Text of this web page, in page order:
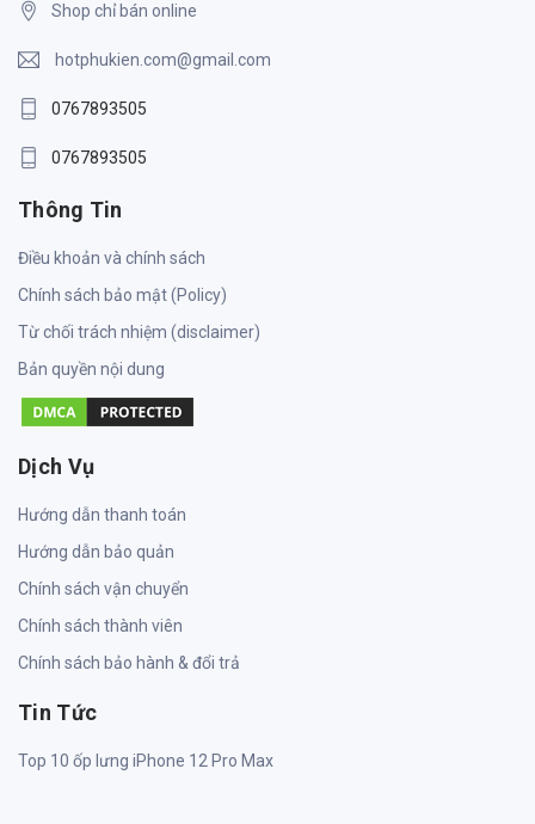
Shop chỉ bán online
hotphukien.com@gmail.com
0767893505
0767893505
Thông Tin
Điều khoản và chính sách
Chính sách bảo mật (Policy)
Từ chối trách nhiệm (disclaimer)
Bản quyền nội dung
Dịch Vụ
Hướng dẫn thanh toán
Hướng dẫn bảo quản
Chính sách vận chuyển
Chính sách thành viên
Chính sách bảo hành & đổi trả
Tin Tức
Top 10 ốp lưng iPhone 12 Pro Max